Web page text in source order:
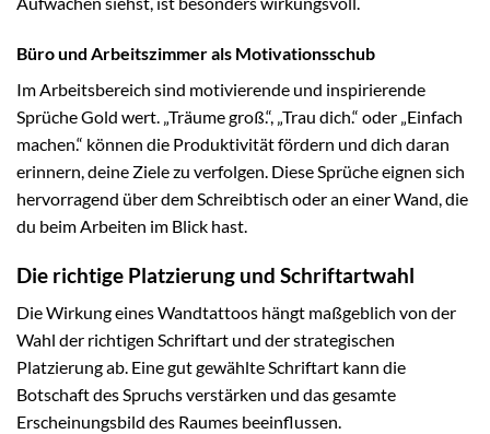
Büro und Arbeitszimmer als Motivationsschub
Im Arbeitsbereich sind motivierende und inspirierende
Sprüche Gold wert. „Träume groß.“, „Trau dich.“ oder „Einfach
machen.“ können die Produktivität fördern und dich daran
erinnern, deine Ziele zu verfolgen. Diese Sprüche eignen sich
hervorragend über dem Schreibtisch oder an einer Wand, die
du beim Arbeiten im Blick hast.
Die richtige Platzierung und Schriftartwahl
Die Wirkung eines Wandtattoos hängt maßgeblich von der
Wahl der richtigen Schriftart und der strategischen
Platzierung ab. Eine gut gewählte Schriftart kann die
Botschaft des Spruchs verstärken und das gesamte
Erscheinungsbild des Raumes beeinflussen.